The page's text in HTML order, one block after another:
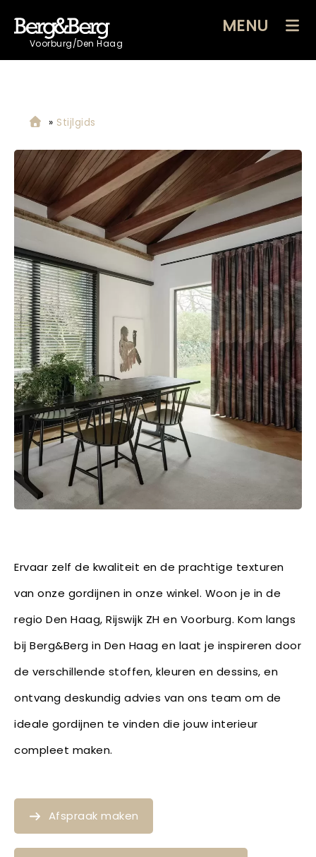
Voorburg/Den Haag
MENU
» Stijlgids
Ervaar zelf de kwaliteit en de prachtige texturen
van onze gordijnen in onze winkel. Woon je in de
regio Den Haag, Rijswijk ZH en Voorburg. Kom langs
bij Berg&Berg in Den Haag en laat je inspireren door
de verschillende stoffen, kleuren en dessins, en
ontvang deskundig advies van ons team om de
ideale gordijnen te vinden die jouw interieur
compleet maken.
Afspraak maken